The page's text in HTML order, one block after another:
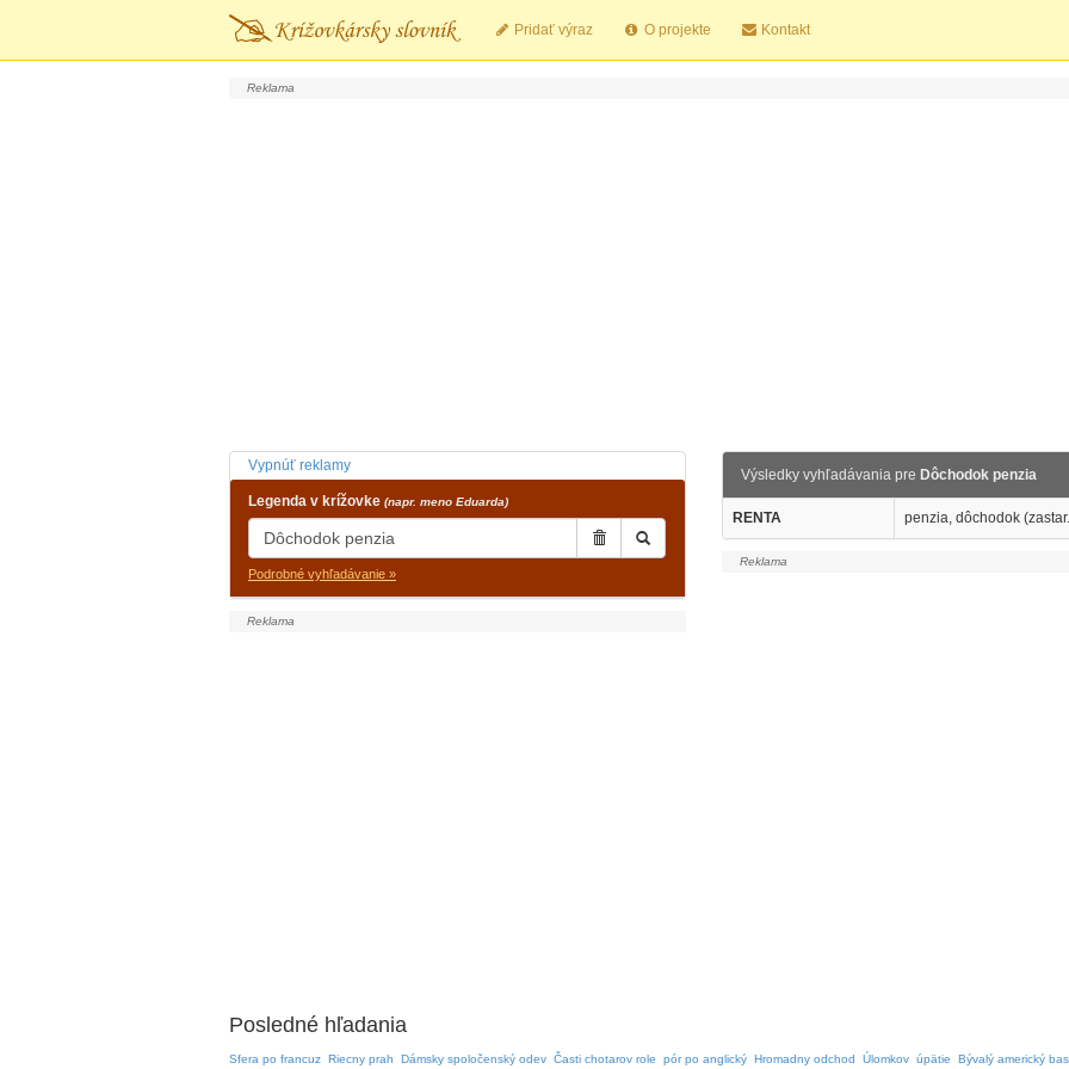
Pridať výraz O projekte Kontakt
Vypnúť reklamy
Legenda v krížovke (napr. meno Eduarda)
Podrobné vyhľadávanie »
Výsledky vyhľadávania pre Dôchodok penzia
RENTA penzia, dôchodok
Posledné hľadania
Sfera po francuz Riecny prah Dámsky spoločenský odev Časti chotarov role pór po anglický Hromadny odchod Úlomkov úpätie Bývalý americký